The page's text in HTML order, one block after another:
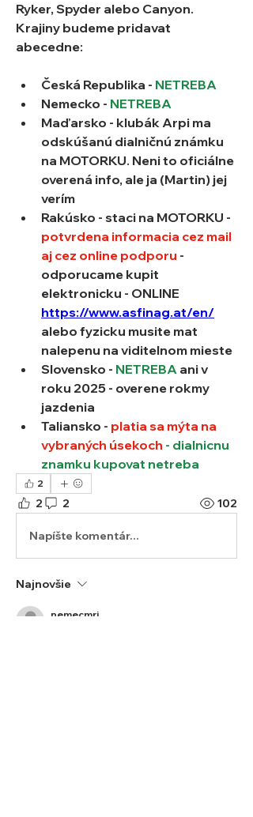
Ryker, Spyder alebo Canyon.
Krajiny budeme pridavat
abecedne:
Česká Republika - NETREBA
Nemecko - NETREBA
Maďarsko - klubák Arpi ma
odskúšanú dialničnú známku
na MOTORKU. Neni to oficiálne
overená info, ale ja (Martin) jej
verím
Rakúsko - staci na MOTORKU
potvrdena informacia cez mail
aj cez online podporu -
odporucame kupit
https://www.asfinag.at/en/
alebo fyzicku musite mat
nalepenu na viditelnom mieste
Slovensko - NETREBA ani v
roku 2025 - overene rokmy
jazdenia
Taliansko - platia sa mýta na
vybraných úsekoch - dialnicnu
znamku kupovat netreba
2
2 2 102
Napíšte komentár...
Najnovšie
nemecmri